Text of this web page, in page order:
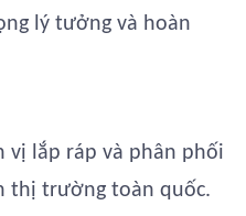
lý tưởng và hoàn
vị lắp ráp và phân phối
thị trường toàn quốc.